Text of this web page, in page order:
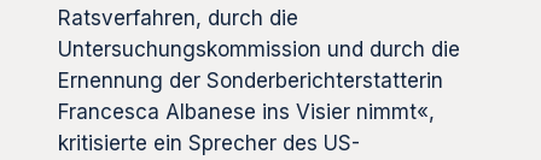
Ratsverfahren, durch die
Untersuchungskommission und durch die
Ernennung der Sonderberichterstatterin
Francesca Albanese ins Visier nimmt«,
kritisierte ein Sprecher des US-